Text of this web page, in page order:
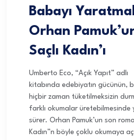
Babayı
Orhan Pamuk’un
Saçlı Kadın’ı
Umberto Eco, “Açık Yapıt” adlı
kitabında edebiyatın gücünün,
hiçbir zaman tüketilmeksizin
farklı okumalar üretebilmesinde
sürer. Orhan Pamuk’un son
Kadın”n böyle çoklu okumaya